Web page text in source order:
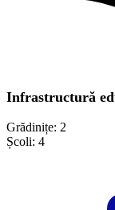
Infrastructură
Grădinițe: 2
Școli: 4